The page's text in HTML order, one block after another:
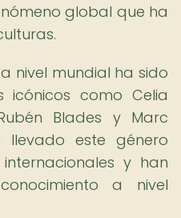
global que ha
nivel mundial ha sido
como Celia
Blades y Marc
llevado este género
y han
a nivel